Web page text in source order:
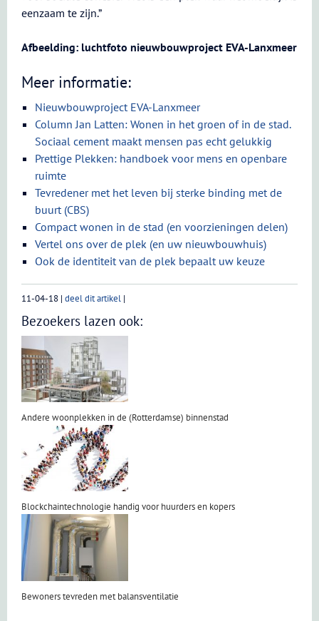
eenzaam te zijn.”
Afbeelding: luchtfoto nieuwbouwproject EVA-Lanxmeer
Meer informatie:
Nieuwbouwproject EVA-Lanxmeer
Column Jan Latten: Wonen in het groen of in de stad.
Sociaal cement maakt mensen pas echt gelukkig
Prettige Plekken: handboek voor mens en openbare
ruimte
Tevredener met het leven bij sterke binding met de
buurt (CBS)
Compact wonen in de stad (en voorzieningen delen)
Vertel ons over de plek (en uw nieuwbouwhuis)
Ook de identiteit van de plek bepaalt uw keuze
11-04-18 | deel dit artikel |
Bezoekers lazen ook:
Andere woonplekken in de (Rotterdamse) binnenstad
Blockchaintechnologie handig voor huurders en kopers
Bewoners tevreden met balansventilatie